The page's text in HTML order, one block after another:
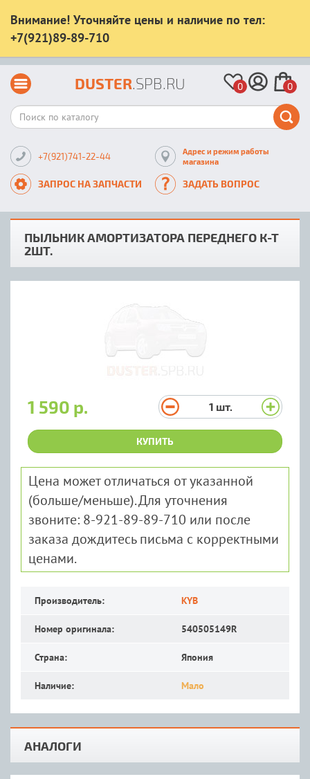
Внимание! Уточняйте цены и наличие по тел:
+7(921)89-89-710
DUSTER.SPB.RU 0 0
+7(921)741-22-44
Адрес и режим работы
магазина
ЗАПРОС НА ЗАПЧАСТИ ЗАДАТЬ ВОПРОС
ПЫЛЬНИК АМОРТИЗАТОРА ПЕРЕДНЕГО К-Т
2ШТ.
1 590 р. 1 шт.
КУПИТЬ
Цена может отличаться от указанной
(больше/меньше). Для уточнения
звоните: 8-921-89-89-710 или после
заказа дождитесь письма с корректными
ценами.
Производитель: KYB
Номер оригинала: 540505149R
Страна: Япония
Наличие: Мало
АНАЛОГИ